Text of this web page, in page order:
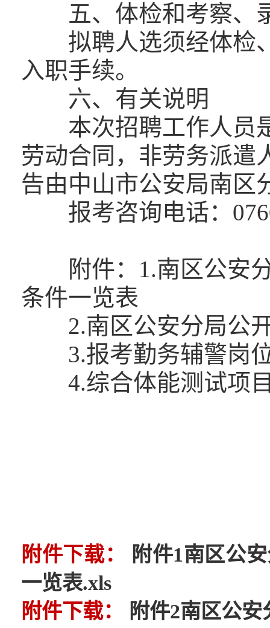
五、体检和考察、
拟聘人选须经体检、
入职手续。
六、有关说明
本次招聘工作人员是
劳动合同，非劳务派遣
告由中山市公安局南区
报考咨询电话：
附件：1.南区公安分
条件一览表
2.南区公安分局公开
3.报考勤务辅警岗
4.综合体能测试项
附件下载：
附件1南区公
一览表.xls
附件下载：
附件2南区公